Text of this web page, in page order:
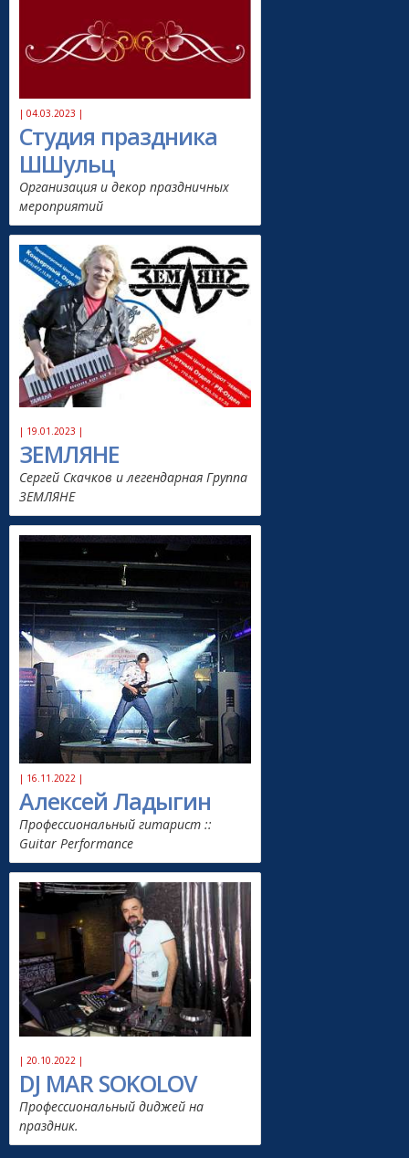
| 04.03.2023 |
Студия праздника
ШШульц
Организация и декор праздничных
мероприятий
| 19.01.2023 |
ЗЕМЛЯНЕ
Сергей Скачков и легендарная Группа
ЗЕМЛЯНЕ
| 16.11.2022 |
Алексей Ладыгин
Профессиональный гитарист ::
Guitar Performance
| 20.10.2022 |
DJ MAR SOKOLOV
Профессиональный диджей на
праздник.